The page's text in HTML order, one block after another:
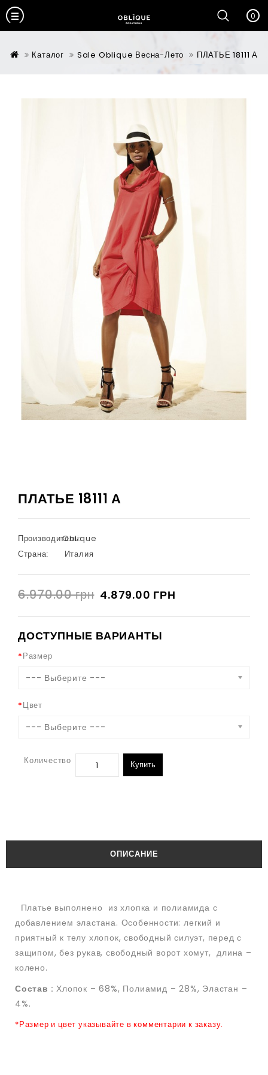
0
Каталог Sale Oblique Весна-Лето ПЛАТЬЕ 18111 А
ПЛАТЬЕ 18111 А
Производитель:
Oblique
Страна:
Италия
6.970.00 грн 4.879.00 ГРН
ДОСТУПНЫЕ ВАРИАНТЫ
Размер
--- Выберите ---
Цвет
--- Выберите ---
Количество Купить
ОПИСАНИЕ
Платье выполнено из хлопка и полиамида с
добавлением эластана. Особенности: легкий и
приятный к телу хлопок, свободный силуэт, перед с
защипом, без рукав, свободный ворот хомут, длина –
колено.
Состав : Хлопок – 68%, Полиамид – 28%, Эластан –
4%.
*Размер и цвет указывайте в комментарии к заказу.